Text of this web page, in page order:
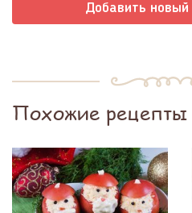
Добавить
Похожие рецепты